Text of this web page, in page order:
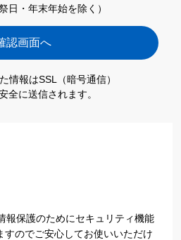
日・年末年始を除く）
情報はSSL（暗号通信）
全に送信されます。
報保護のためにセキュリティ機能
すのでご安心してお使いいただけ